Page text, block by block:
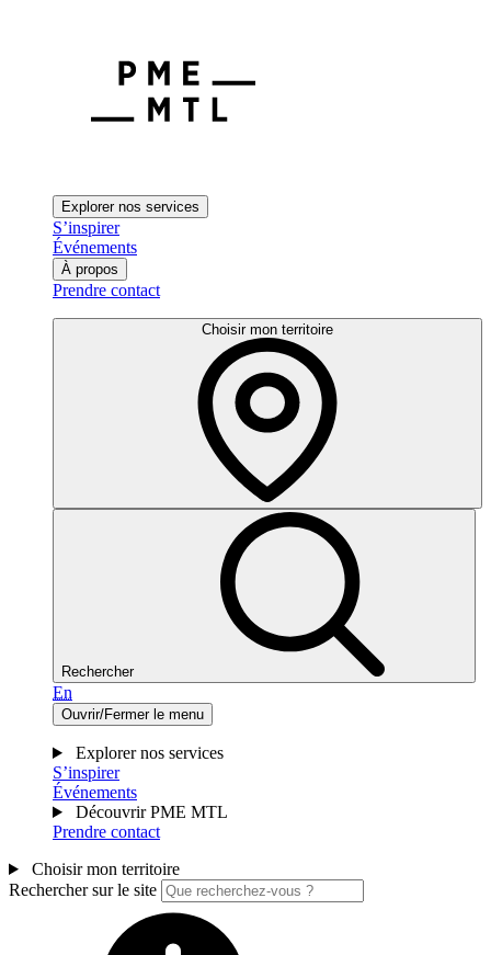
Explorer nos services
S’inspirer
Événements
À propos
Prendre contact
Choisir mon territoire
Rechercher
En
Ouvrir/Fermer le menu
Explorer nos services
S’inspirer
Événements
Découvrir PME MTL
Prendre contact
Choisir mon territoire
Rechercher sur le site